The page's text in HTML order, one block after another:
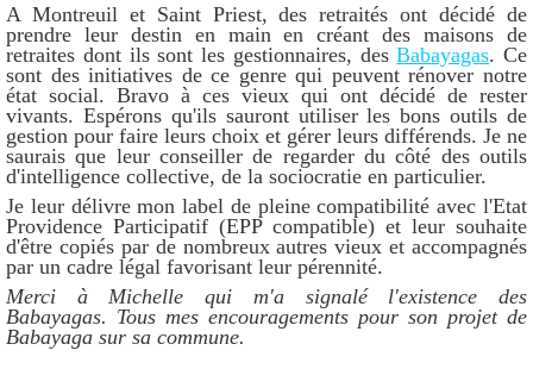
A Montreuil et Saint Priest, des retraités ont décidé de
prendre leur destin en main en créant des maisons de
retraites dont ils sont les gestionnaires, desBabayagas. Ce
sont des initiatives de ce genre qui peuvent rénover notre
état social. Bravo à ces vieux qui ont décidé de rester
vivants. Espérons qu'ils sauront utiliser les bons outils de
gestion pour faire leurs choix et gérer leurs différends. Je ne
saurais que leur conseiller de regarder du côté des outils
d'intelligence collective, de la sociocratie en particulier.
Je leur délivre mon label de pleine compatibilité avec l'Etat
Providence Participatif (EPP compatible) et leur souhaite
d'être copiés par de nombreux autres vieux et accompagnés
par un cadre légal favorisant leur pérennité.
Merci à Michelle qui m'a signalé l'existence des
Babayagas. Tous mes encouragements pour son projet de
Babayaga sur sa commune.